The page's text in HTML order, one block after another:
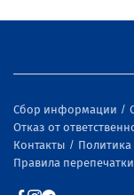
Сбор информации
Отказ от
Контакты
Правила перепечатки